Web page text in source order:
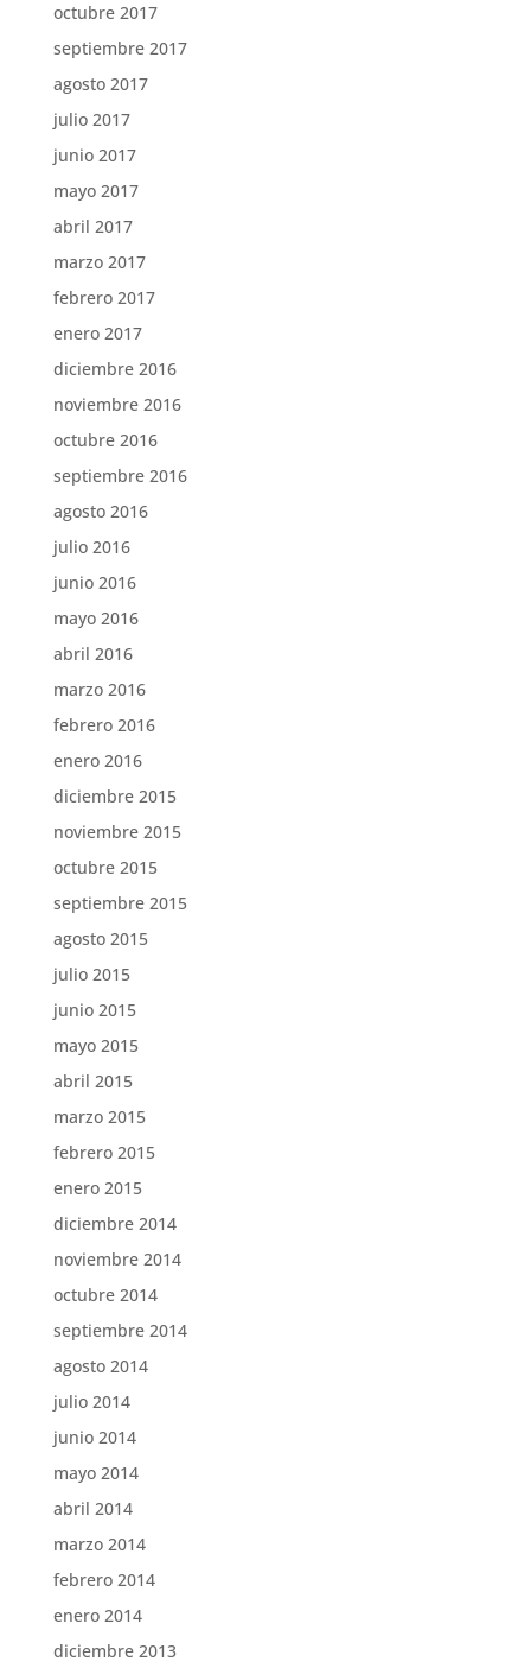
octubre 2017
septiembre 2017
agosto 2017
julio 2017
junio 2017
mayo 2017
abril 2017
marzo 2017
febrero 2017
enero 2017
diciembre 2016
noviembre 2016
octubre 2016
septiembre 2016
agosto 2016
julio 2016
junio 2016
mayo 2016
abril 2016
marzo 2016
febrero 2016
enero 2016
diciembre 2015
noviembre 2015
octubre 2015
septiembre 2015
agosto 2015
julio 2015
junio 2015
mayo 2015
abril 2015
marzo 2015
febrero 2015
enero 2015
diciembre 2014
noviembre 2014
octubre 2014
septiembre 2014
agosto 2014
julio 2014
junio 2014
mayo 2014
abril 2014
marzo 2014
febrero 2014
enero 2014
diciembre 2013